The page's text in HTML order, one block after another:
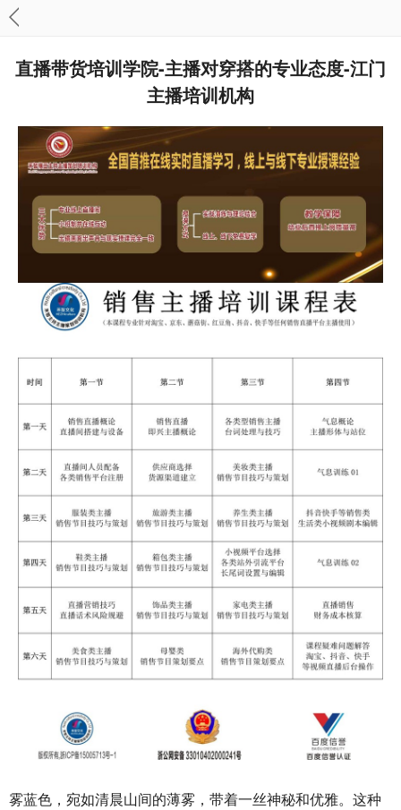
直播带货培训学院-主播对穿搭的专业态度-江门
主播培训机构
雾蓝色，宛如清晨山间的薄雾，带着一丝神秘和优雅。这种